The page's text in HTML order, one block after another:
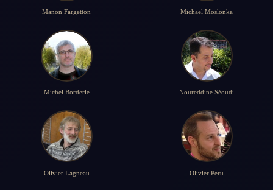
Manon Fargetton Michaël Moslonka
Michel Borderie Noureddine Séoudi
Olivier Lagneau Olivier Peru